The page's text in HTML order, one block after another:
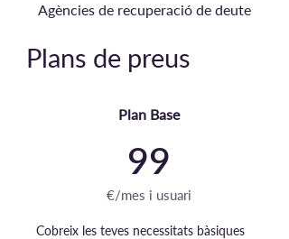
Agències de recuperació de deute
Plans de preus
Plan Base
99
€/mes i usuari
Cobreix les teves necessitats bàsiques